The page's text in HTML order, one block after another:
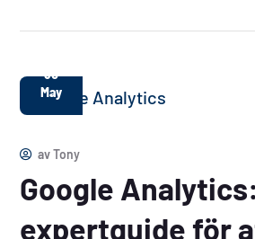
30
May
avTony
Google
expertguide för